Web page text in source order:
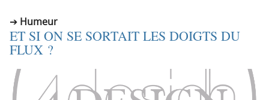
Humeur
ET SI ON SE SORTAIT LES DOIGTS DU
FLUX ?